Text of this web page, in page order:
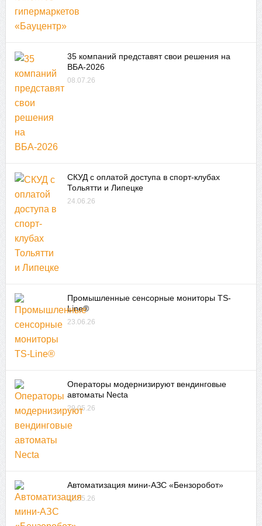
35 компаний представят свои решения на
ВБА-2026
08.07.26
СКУД с оплатой доступа в спорт-клубах
Тольятти и Липецке
24.06.26
Промышленные сенсорные мониторы TS-
Line®
23.06.26
Операторы модернизируют вендинговые
автоматы Necta
29.05.26
Автоматизация мини-АЗС «Бензоробот»
22.05.26